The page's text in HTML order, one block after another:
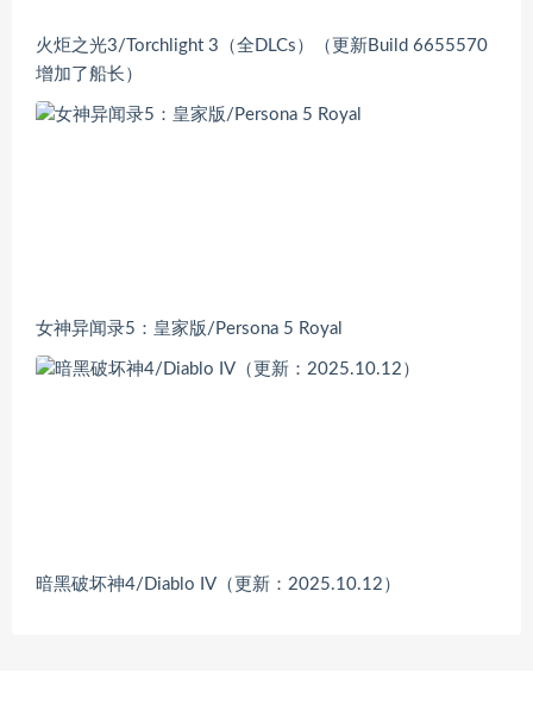
火炬之光3/Torchlight 3（全DLCs）（更新Build 6655570
增加了船长）
女神异闻录5：皇家版/Persona 5 Royal
暗黑破坏神4/Diablo IV（更新：2025.10.12）